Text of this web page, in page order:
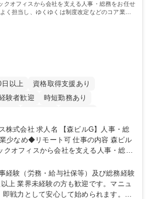
クオフィスから会社を支える人事・総務をお任せ
く担当し、ゆくゆくは制度改定などのコア業務
。
以上
資格取得支援あり
験者歓迎
時短勤務あり
長期歓迎 駅近5分以内 土日祝休み
ビルG】人事・総
ート可 仕事の内容 森ビル
クオフィスから会社を支える人事・総務
務をバランスよく担当し、ゆくゆくは制
、やりがいある環境です。 ■勤怠管
年末調整等の労務管理全般 ■入退社手続
などのコア業務 ■社内イベントの企画
経験（労務・給与社保等）及び総務経験
上 業界未経験の方も歓迎です。マニュ
戦力として安心して始められます。